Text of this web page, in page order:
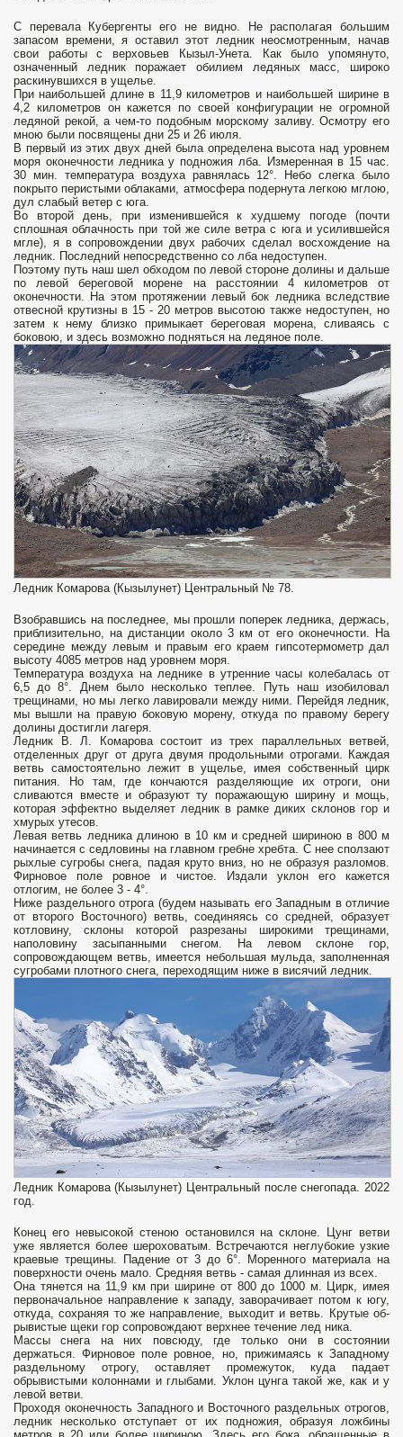
С перевала Кубергенты его не видно. Не располагая большим
запасом времени, я оставил этот ледник неосмотренным, начав
свои работы с верховьев Кызыл-Унета. Как было упомянуто,
означенный ледник поражает обилием ледяных масс, широко
раскинувшихся в ущелье.
При наибольшей длине в 11,9 километров и наиболь­шей ширине в
4,2 километров он кажется по своей конфигурации не огромной
ледя­ной рекой, а чем-то подобным морскому заливу. Осмотру его
мною были посвящены дни 25 и 26 июля.
В первый из этих двух дней была определена высота над уровнем
моря оконечности ледника у подножия лба. Измеренная в 15 час.
30 мин. температура воздуха равнялась 12°. Небо слегка было
покрыто перистыми облаками, атмосфера подернута легкою мглою,
дул слабый ветер с юга.
Во второй день, при изменившейся к худшему погоде (почти
сплошная облачность при той же силе ветра с юга и усилившейся
мгле), я в сопровождении двух рабочих сделал восхождение на
ледник. Последний непосредственно со лба недоступен.
Поэтому путь наш шел обходом по левой стороне долины и дальше
по левой береговой морене на расстоянии 4 километров от
оконечности. На этом протяжении левый бок ледника вследствие
отвесной крутизны в 15 - 20 метров высотою также недоступен, но
затем к нему близко примыкает береговая морена, сли­ваясь с
боковою, и здесь возможно подняться на ледяное поле.
Ледник Комарова (Кызылунет) Центральный № 78.
Взобравшись на последнее, мы прошли поперек ледника, держась,
прибли­зительно, на дистанции около 3 км от его оконечности. На
середине между левым и правым его краем гипсотермометр дал
высоту 4085 метров над уровнем моря.
Температура воздуха на леднике в утренние часы колебалась от
6,5 до 8°. Днем было несколько теплее. Путь наш изобиловал
трещинами, но мы легко лавировали между ними. Перейдя ледник,
мы вышли на правую боковую морену, откуда по правому берегу
долины достигли лагеря.
Ледник В. Л. Комарова состоит из трех параллельных ветвей,
отделенных друг от друга двумя продольными отрогами. Каждая
ветвь самостоятельно ле­жит в ущелье, имея собственный цирк
питания. Но там, где кончаются разделяющие их отроги, они
сливаются вместе и образуют ту поражающую ширину и мощь,
которая эффектно выделяет ледник в рамке диких склонов гор и
хмурых утесов.
Левая ветвь ледника длиною в 10 км и средней шириною в 800 м
начинается с седловины на главном гребне хребта. С нее сползают
рыхлые сугробы снега, падая круто вниз, но не образуя разломов.
Фирновое поле ровное и чистое. Издали уклон его кажется
отлогим, не более 3 - 4°.
Ниже раздельного отрога (будем называть его Западным в отличие
от второго Восточного) ветвь, соединяясь со средней, образует
котловину, склоны которой разрезаны широкими трещинами,
наполовину засыпанными снегом. На левом склоне гор,
сопровождающем ветвь, имеется небольшая мульда, заполненная
сугробами плотного снега, переходящим ниже в висячий ледник.
Ледник Комарова (Кызылунет) Центральный после снегопада. 2022
год.
Конец его невысокой стеною остановился на склоне. Цунг ветви
уже является более шероховатым. Встречаются неглубокие узкие
краевые трещины. Падение от 3 до 6°. Моренного материала на
поверхности очень мало. Средняя ветвь - самая длинная из всех.
Она тянется на 11,9 км при ширине от 800 до 1000 м. Цирк, имея
первоначальное направление к западу, заворачивает потом к югу,
откуда, сохраняя то же направление, выходит и ветвь. Крутые об­
рывистые щеки гор сопровождают верхнее течение лед­ ника.
Массы снега на них повсюду, где только они в состоянии
держаться. Фирновое поле ровное, но, при­жимаясь к Западному
раздельному отрогу, оставляет промежуток, куда падает
обрывистыми колоннами и глыбами. Уклон цунга такой же, как и у
левой ветви.
Проходя оконечность Западного и Восточного раздельных отрогов,
ледник несколько отступает от их подножия, образуя ложбины